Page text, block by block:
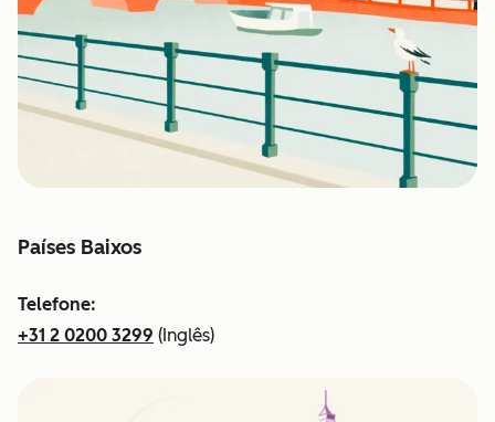
Países Baixos
Telefone:
+31 2 0200 3299 (Inglês)